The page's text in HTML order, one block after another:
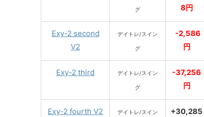
グ
8円
Exy-2 second
V2
デイトレ/スイン
グ
-2,586
円
Exy-2 third デイトレ/スイン
グ
-37,256
円
Exy-2 fourth V2 デイトレ/スイン
+30,285